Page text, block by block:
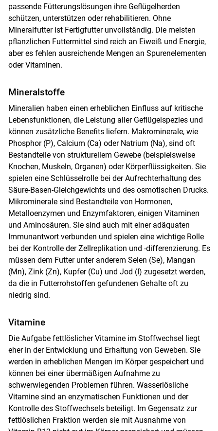
passende Fütterungslösungen ihre Geflügelherden
schützen, unterstützen oder rehabilitieren. Ohne
Mineralfutter ist Fertigfutter unvollständig. Die meisten
pflanzlichen Futtermittel sind reich an Eiweiß und Energie,
aber es fehlen ausreichende Mengen an Spurenelementen
oder Vitaminen.
Mineralstoffe
Mineralien haben einen erheblichen Einfluss auf kritische
Lebensfunktionen, die Leistung aller Geflügelspezies und
können zusätzliche Benefits liefern. Makrominerale, wie
Phosphor (P), Calcium (Ca) oder Natrium (Na), sind oft
Bestandteile von strukturellem Gewebe (beispielsweise
Knochen, Muskeln, Organen) oder Körperflüssigkeiten. Sie
spielen eine Schlüsselrolle bei der Aufrechterhaltung des
Säure-Basen-Gleichgewichts und des osmotischen Drucks.
Mikrominerale sind Bestandteile von Hormonen,
Metalloenzymen und Enzymfaktoren, einigen Vitaminen
und Aminosäuren. Sie sind auch mit einer adäquaten
Immunantwort verbunden und spielen eine wichtige Rolle
bei der Kontrolle der Zellreplikation und -differenzierung. Es
müssen dem Futter unter anderem Selen (Se), Mangan
(Mn), Zink (Zn), Kupfer (Cu) und Jod (I) zugesetzt werden,
da die in Futterrohstoffen gefundenen Gehalte oft zu
niedrig sind.
Vitamine
Die Aufgabe fettlöslicher Vitamine im Stoffwechsel liegt
eher in der Entwicklung und Erhaltung von Geweben. Sie
werden in erheblichen Mengen im Körper gespeichert und
können bei einer übermäßigen Aufnahme zu
schwerwiegenden Problemen führen. Wasserlösliche
Vitamine sind an enzymatischen Funktionen und der
Kontrolle des Stoffwechsels beteiligt. Im Gegensatz zur
fettlöslichen Fraktion werden sie mit Ausnahme von